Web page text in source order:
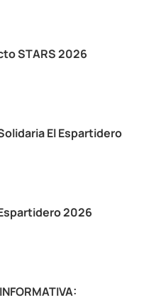
STARS 2026
El Espartidero
2026